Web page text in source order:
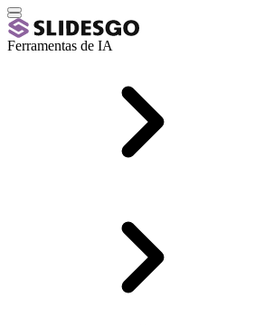
Ferramentas de IA